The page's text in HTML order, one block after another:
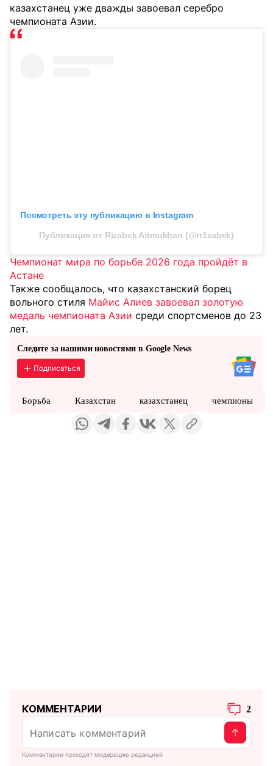
казахстанец уже дважды завоевал серебро
чемпионата Азии.
Посмотреть эту публикацию в Instagram
Публикация от Rizabek Aitmukhan (@rr1zabek)
Чемпионат мира по борьбе 2026 года пройдёт в
Астане
Также сообщалось, что казахстанский борец
вольного стиля Майис Алиев завоевал золотую
медаль чемпионата Азии среди спортсменов до 23
лет.
Следите за нашими новостями в Google News
Подписаться
Борьба Казахстан казахстанец чемпионы
КОММЕНТАРИИ 2
Комментарии проходят модерацию редакцией